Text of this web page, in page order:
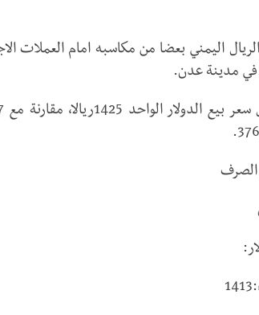
اليمني بعضا من مكاسبه امام العملات
في مدينة عدن.
الصرف